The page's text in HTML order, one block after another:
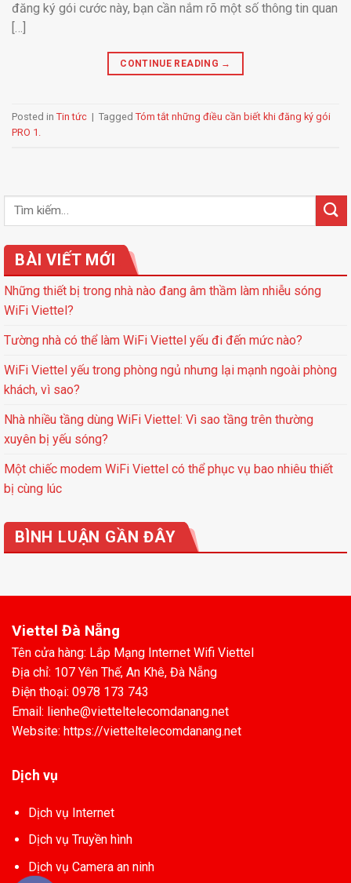
đăng ký gói cước này, bạn cần nắm rõ một số thông tin quan
[…]
CONTINUE READING →
Posted in Tin tức | Tagged Tóm tắt những điều cần biết khi đăng ký gói
PRO 1.
BÀI VIẾT MỚI
Những thiết bị trong nhà nào đang âm thầm làm nhiễu sóng
WiFi Viettel?
Tường nhà có thể làm WiFi Viettel yếu đi đến mức nào?
WiFi Viettel yếu trong phòng ngủ nhưng lại mạnh ngoài phòng
khách, vì sao?
Nhà nhiều tầng dùng WiFi Viettel: Vì sao tầng trên thường
xuyên bị yếu sóng?
Một chiếc modem WiFi Viettel có thể phục vụ bao nhiêu thiết
bị cùng lúc
BÌNH LUẬN GẦN ĐÂY
Viettel Đà Nẵng
Tên cửa hàng: Lắp Mạng Internet Wifi Viettel
Địa chỉ: 107 Yên Thế, An Khê, Đà Nẵng
Điện thoại: 0978 173 743
Email: lienhe@vietteltelecomdanang.net
Website: https://vietteltelecomdanang.net
Dịch vụ
Dịch vụ Internet
Dịch vụ Truyền hình
Dịch vụ Camera an ninh